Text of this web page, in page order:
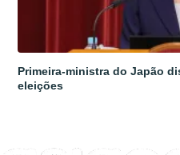
Primeira-ministra do Japão
eleições